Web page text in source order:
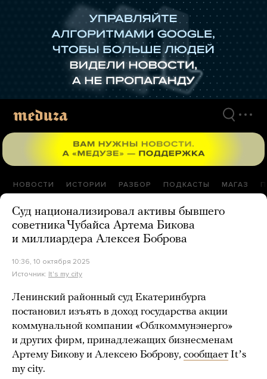
НОВОСТИ ИСТОРИИ РАЗБОР ПОДКАСТЫ МАГАЗ
Суд национализировал активы бывшего
советника Чубайса Артема Бикова
и миллиардера Алексея Боброва
10:36, 10 октября 2025
Источник: It's my city
Ленинский районный суд Екатеринбурга
постановил изъять в доход государства акции
коммунальной компании «Облкоммунэнерго»
и других фирм, принадлежащих бизнесменам
Артему Бикову и Алексею Боброву, сообщает Itʼs
my city.